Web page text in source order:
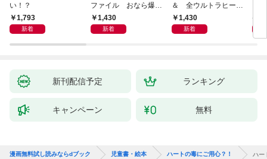
い！？
1,793
新着
ファイル おなら爆
弾！ 危機イッパツ編
1,430
新着
＆ 全ウルトラヒーロ
ー大集合 あそべるず
かん
1,430
新着
新刊配信予定 ランキング
キャンペーン 無料
漫画無料試し読みならdブック 児童書・絵本 ハートの毒にご用心？！ ハー